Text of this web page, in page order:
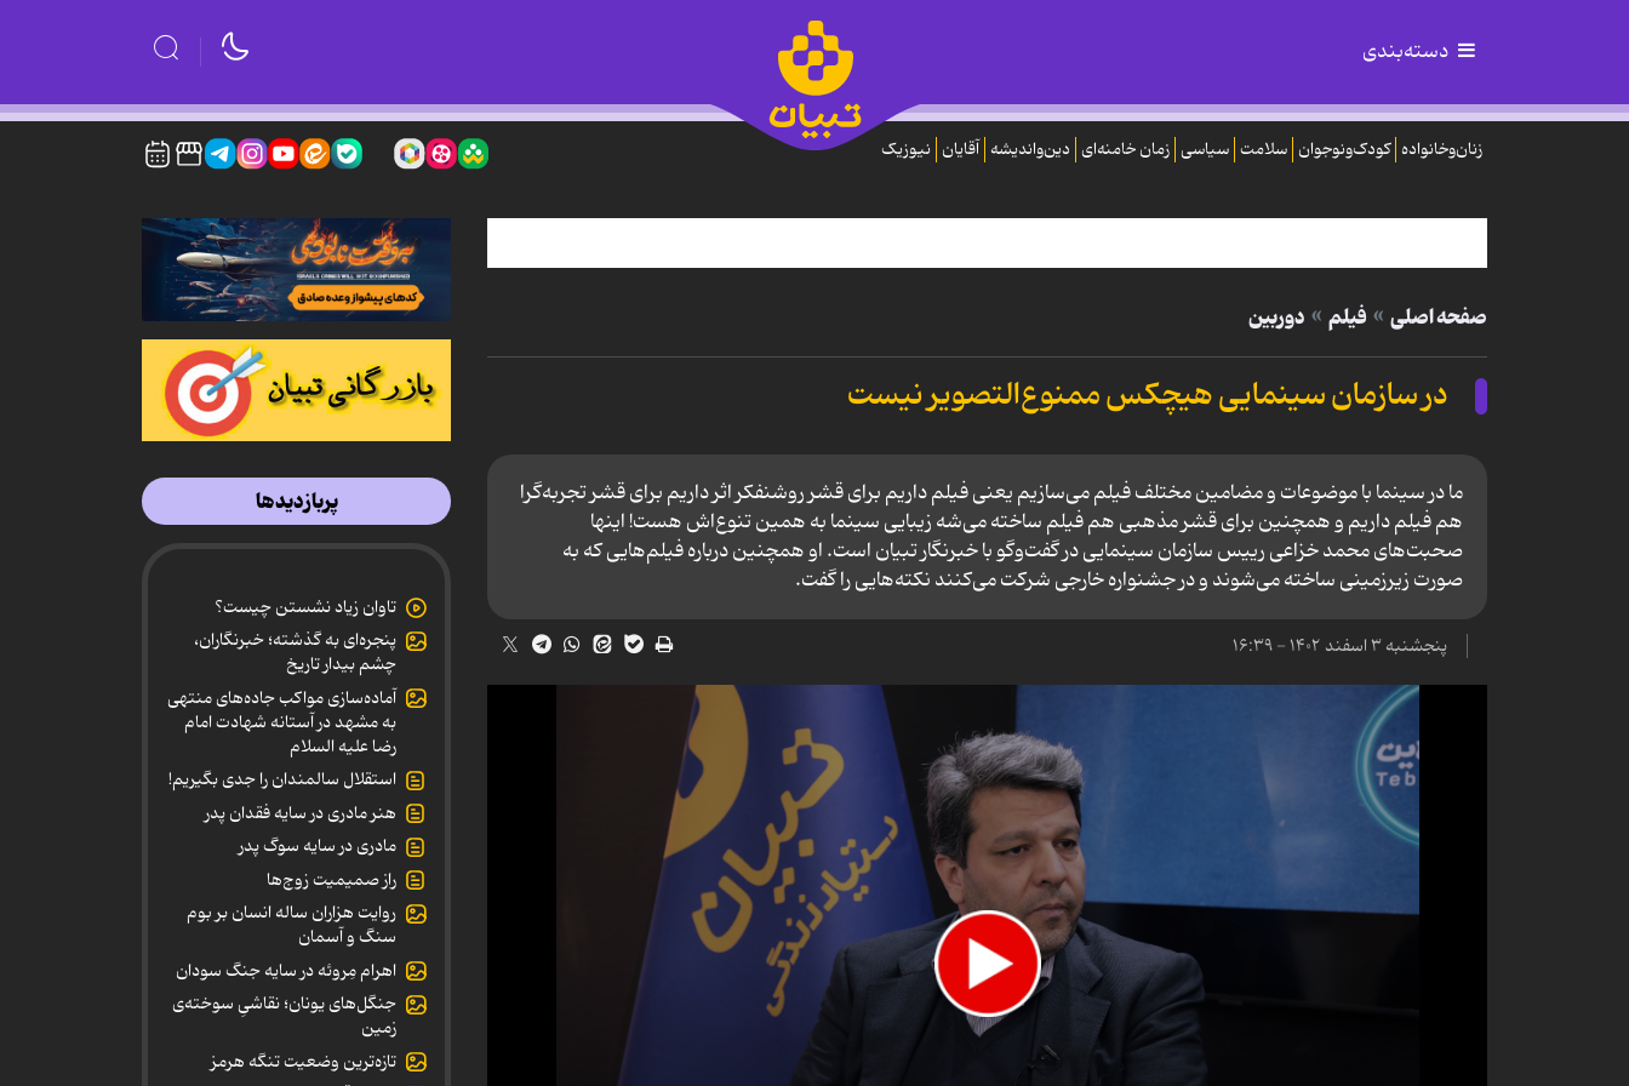
دسته‌بندی
زنان‌وخانواده کودک‌ونوجوان سلامت سیاسی زمان خامنه‌ای دین‌واندیشه آقایان نیوزیک
صفحه اصلی فیلم دوربین
در سازمان سینمایی هیچکس ممنوع‌التصویر نیست
ما در سینما با موضوعات و مضامین مختلف فیلم می‌سازیم یعنی فیلم داریم برای قشر روشنفکر اثر داریم برای قشر تجربه‌گرا
هم فیلم داریم و همچنین برای قشر مذهبی هم فیلم ساخته می‌شه زیبایی سینما به همین تنوع‌اش هست! اینها
صحبت‌های محمد خزاعی رییس سازمان سینمایی در گفت‌وگو با خبرنگار تبیان است. او همچنین درباره فیلم‌هایی که به
صورت زیرزمینی ساخته می‌شوند و در جشنواره خارجی شرکت می‌کنند نکته‌هایی را گفت.
پنجشنبه ۳ اسفند ۱۴۰۲ - ۱۶:۳۹
پربازدیدها
تاوان زیاد نشستن چیست؟
پنجره‌ای به گذشته؛ خبرنگاران،
چشم بیدار تاریخ
آماده‌سازی مواکب جاده‌های منتهی
به مشهد در آستانه شهادت امام
رضا علیه السلام
استقلال سالمندان را جدی بگیریم!
هنر مادری در سایه‌ فقدان پدر
مادری در سایه سوگ پدر
راز صمیمیت زوج‌ها
روایت هزاران ساله انسان بر بوم
سنگ و آسمان
اهرام مِروئه در سایه جنگ سودان
جنگل‌های یونان؛ نقاشیِ سوخته‌ی
زمین
تازه‌ترین وضعیت تنگه هرمز